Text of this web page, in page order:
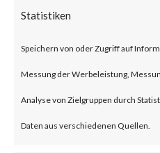
Statistiken
Speichern von oder Zugriff auf
Messung der Werbeleistung,
Analyse von Zielgruppen durch
Daten aus verschiedenen Quellen.
What is the